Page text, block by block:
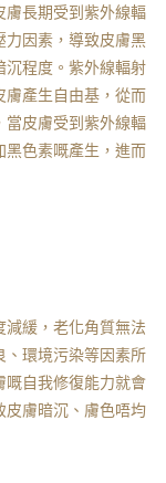
膚長期受到紫外線輻
力因素，導致皮膚黑
沉程度。紫外線輻射
膚產生自由基，從而
當皮膚受到紫外線輻
黑色素嘅產生，進而
減緩，老化角質無法
、環境污染等因素所
嘅自我修復能力就會
皮膚暗沉、膚色唔均